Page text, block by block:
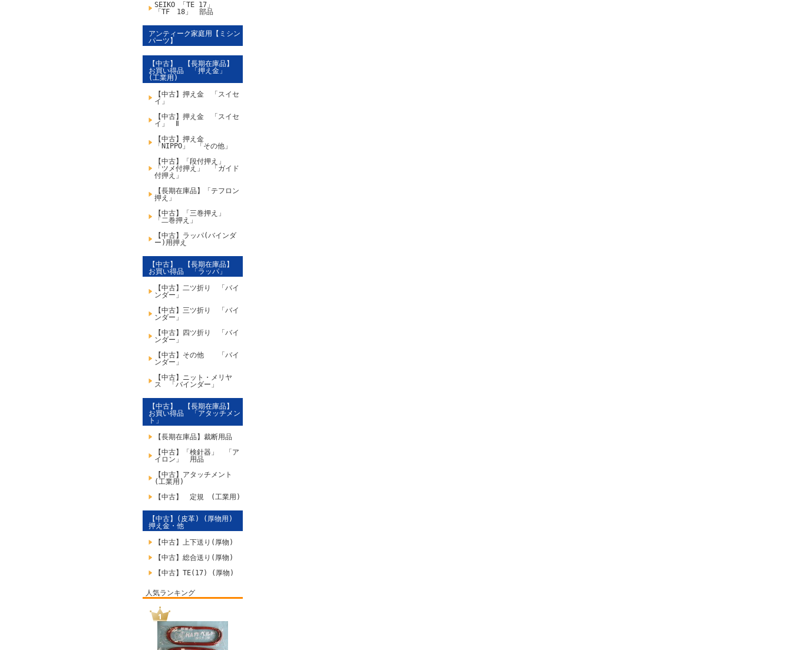
SEIKO 「TE 17」
「TF 18」 部品
アンティーク家庭用【ミシン
パーツ】
【中古】 【長期在庫品】
お買い得品 「押え金」
(工業用)
【中古】押え金 「スイセ
イ」
【中古】押え金 「スイセ
イ」 Ⅱ
【中古】押え金
「NIPPO」 「その他」
【中古】「段付押え」
「ツメ付押え」 「ガイド
付押え」
【長期在庫品】「テフロン
押え」
【中古】「三巻押え」
「二巻押え」
【中古】ラッパ(バインダ
ー)用押え
【中古】 【長期在庫品】
お買い得品 「ラッパ」
【中古】二ツ折り 「バイ
ンダー」
【中古】三ツ折り 「バイ
ンダー」
【中古】四ツ折り 「バイ
ンダー」
【中古】その他 「バイ
ンダー」
【中古】ニット・メリヤ
ス 「バインダー」
【中古】 【長期在庫品】
お買い得品 「アタッチメン
ト」
【長期在庫品】裁断用品
【中古】「検針器」 「ア
イロン」 用品
【中古】アタッチメント
(工業用)
【中古】 定規 (工業用)
【中古】(皮革) (厚物用)
押え金・他
【中古】上下送り(厚物)
【中古】総合送り(厚物)
【中古】TE(17) (厚物)
人気ランキング